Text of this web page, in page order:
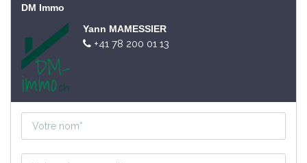
DM Immo
Yann MAMESSIER
+41 78 200 01 13